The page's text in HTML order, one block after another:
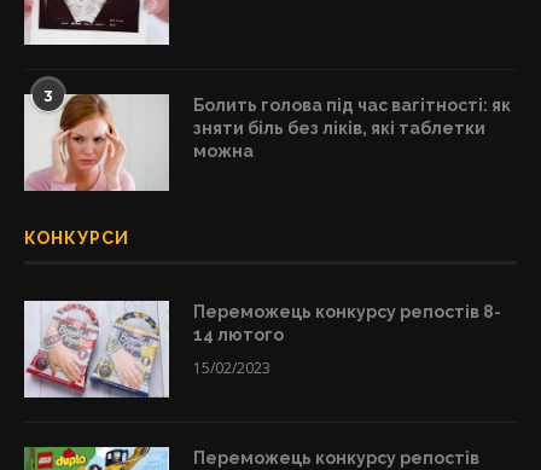
3
Болить голова під час вагітності: як
зняти біль без ліків, які таблетки
можна
КОНКУРСИ
Переможець конкурсу репостів 8-
14 лютого
15/02/2023
Переможець конкурсу репостів